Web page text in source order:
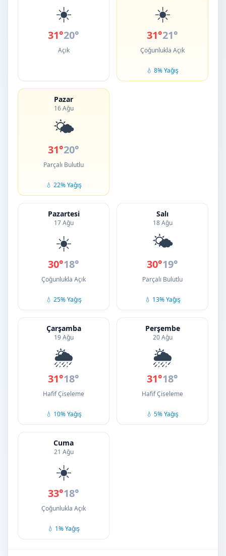
☀️
31°20°
Açık
☀️
31°21°
Çoğunlukla Açık
💧 8% Yağış
Pazar
16 Ağu
🌤️
31°20°
Parçalı Bulutlu
💧 22% Yağış
Pazartesi
17 Ağu
☀️
30°18°
Çoğunlukla Açık
💧 25% Yağış
Salı
18 Ağu
🌤️
30°19°
Parçalı Bulutlu
💧 13% Yağış
Çarşamba
19 Ağu
🌦️
31°18°
Hafif Çiseleme
💧 10% Yağış
Perşembe
20 Ağu
🌦️
31°18°
Hafif Çiseleme
💧 5% Yağış
Cuma
21 Ağu
☀️
33°18°
Çoğunlukla Açık
💧 1% Yağış